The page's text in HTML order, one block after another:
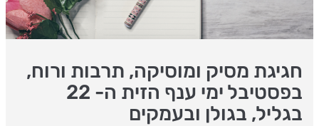
חגיגת מסיק ומוסיקה, תרבות ורוח,
בפסטיבל ימי ענף הזית ה- 22
בגליל, בגולן ובעמקים